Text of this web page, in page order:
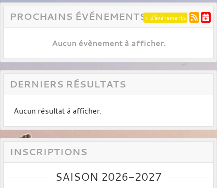
PROCHAINS ÉVÉNEMENTS
Aucun évènement à afficher.
+ d'évènements
DERNIERS RÉSULTATS
Aucun résultat à afficher.
INSCRIPTIONS
SAISON 2026-2027